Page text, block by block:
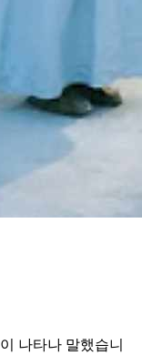
나타나 말했습니